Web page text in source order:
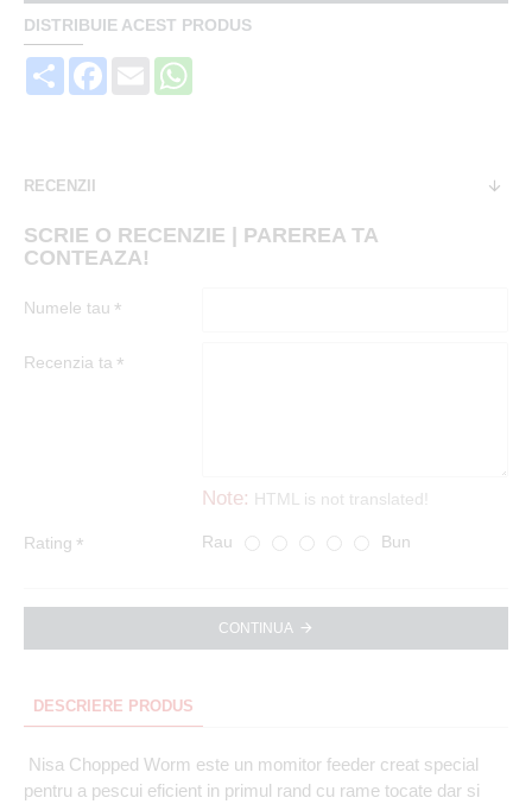
DISTRIBUIE ACEST PRODUS
Share Facebook
Email
RECENZII
SCRIE O RECENZIE | PAREREA TA
CONTEAZA!
Numele tau
Recenzia ta
Note: HTML is not translated!
Rating Rau Bun
CONTINUA
DESCRIERE PRODUS
Nisa Chopped Worm este un momitor feeder creat special
pentru a pescui eficient in primul rand cu rame tocate dar si